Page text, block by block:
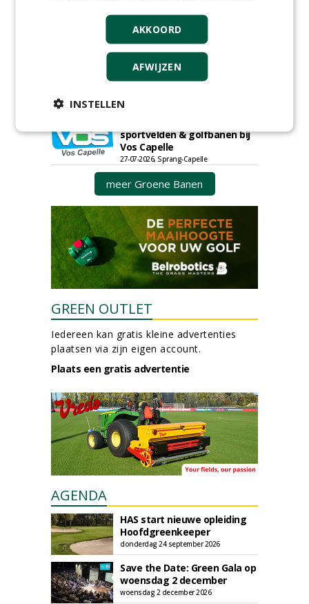
Boominspecteur bij
Boomtotaalzorg24-40 uur
30-07-2026, Schalkwijk
Teamleider Kwekerij &
Ontwikkeling bij Diamant
30-07-2026
sportvelden & golfbanen bij
Vos Capelle
27-07-2026, Sprang-Capelle
meer Groene Banen
GREEN OUTLET
Iedereen kan gratis kleine advertenties
plaatsen via zijn eigen account.
Plaats een gratis advertentie
AGENDA
HAS start nieuwe opleiding
Hoofdgreenkeeper
donderdag 24 september 2026
Save the Date: Green Gala op
woensdag 2 december
woensdag 2 december 2026
AKKOORD
AFWIJZEN
INSTELLEN